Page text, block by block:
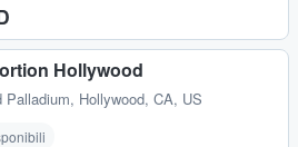
Hollywood
Palladium, Hollywood, CA, US